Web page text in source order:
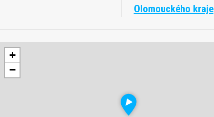
Olomouckého kraje
+
−